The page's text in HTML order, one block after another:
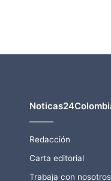
Redacción
Carta editorial
Trabaja con nosotros